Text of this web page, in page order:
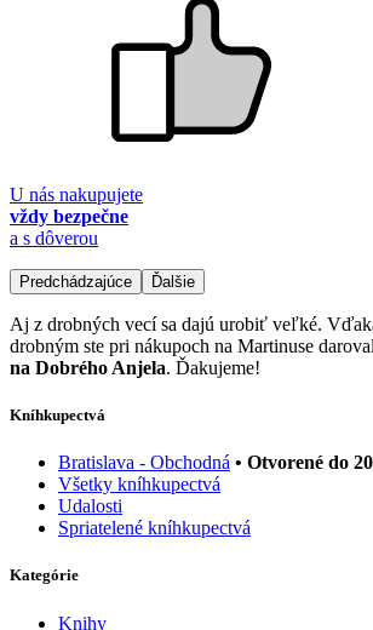
U nás nakupujete
vždy bezpečne
a s dôverou
Predchádzajúce Ďalšie
Aj z drobných vecí sa dajú urobiť veľké.
drobným ste pri nákupoch na Martinuse
na Dobrého Anjela. Ďakujeme!
Kníhkupectvá
Bratislava - Obchodná • Otvorené do
Všetky kníhkupectvá
Udalosti
Spriatelené kníhkupectvá
Kategórie
Knihy